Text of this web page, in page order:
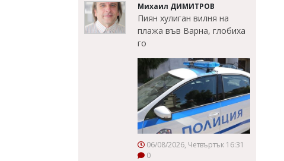
Михаил ДИМИТРОВ
Пиян хулиган вилня на
плажа във Варна, глобиха
го
06/08/2026, Четвъртък 16:31
0